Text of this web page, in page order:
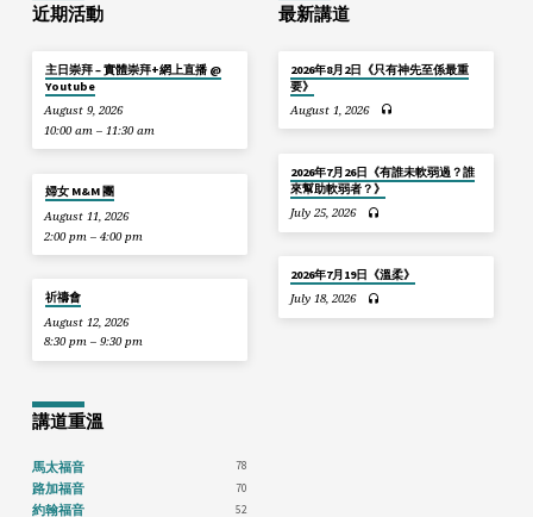
近期活動
主日崇拜 – 實體崇拜+網上直播 @
Youtube
August 9, 2026
10:00 am – 11:30 am
婦女 M&M 團
August 11, 2026
2:00 pm – 4:00 pm
祈禱會
August 12, 2026
8:30 pm – 9:30 pm
最新講道
2026年8月2日《只有神先至係最重
要》
August 1, 2026
2026年7月26日《有誰未軟弱過？誰
來幫助軟弱者？》
July 25, 2026
2026年7月19日《溫柔》
July 18, 2026
講道重溫
馬太福音 78
路加福音 70
約翰福音 52